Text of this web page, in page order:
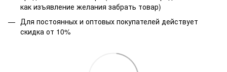
как изъявление желания забрать товар)
Для постоянных и оптовых покупателей действует
скидка от 10%